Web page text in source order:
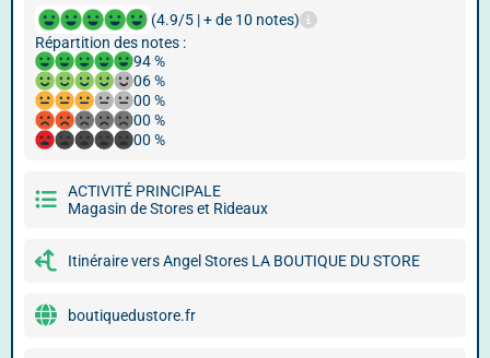
(4.9/5 | + de 10 notes)
Répartition des notes :
94 %
06 %
00 %
00 %
00 %
ACTIVITÉ PRINCIPALE
Magasin de Stores et Rideaux
Itinéraire vers Angel Stores LA BOUTIQUE DU STORE
boutiquedustore.fr